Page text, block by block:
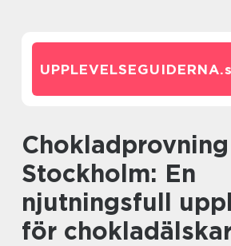
UPPLEVELSEGUIDERNA.
Chokladprovning i
Stockholm: En
njutningsfull
för